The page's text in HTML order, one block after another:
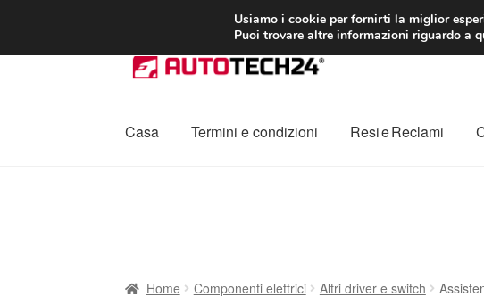
CONSEGNA da 7 EUR
Vai
alla
Vai
al
Casa Termini e condizioni Resi e Reclami
Home Componenti elettrici Altri driver e switch
Usiamo i cookie per fornirti la miglior
Puoi trovare altre informazioni riguardo a